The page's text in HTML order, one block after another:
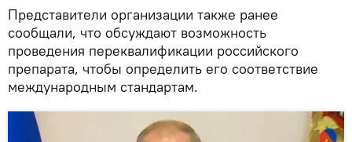
Представители организации также ранее
сообщали, что обсуждают возможность
проведения переквалификации российского
препарата, чтобы определить его соответствие
международным стандартам.